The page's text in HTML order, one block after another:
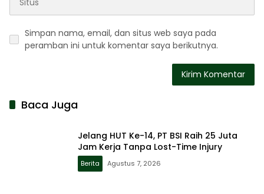
Simpan nama, email, dan situs web saya pada
peramban ini untuk komentar saya berikutnya.
Baca Juga
Jelang HUT Ke-14, PT BSI Raih 25 Juta
Jam Kerja Tanpa Lost-Time Injury
Berita Agustus 7, 2026